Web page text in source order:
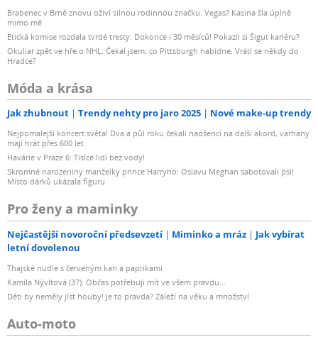
Brabenec v Brně znovu oživí silnou rodinnou značku. Vegas? Kasina šla úplně
mimo mě
Etická komise rozdala tvrdé tresty: Dokonce i 30 měsíců! Pokazil si Šigut kariéru?
Okuliar zpět ve hře o NHL: Čekal jsem, co Pittsburgh nabídne. Vrátí se někdy do
Hradce?
Móda a krása
Jak zhubnout Trendy nehty pro jaro 2025 Nové make-up trendy
Nejpomalejší koncert světa! Dva a půl roku čekali nadšenci na další akord, varhany
mají hrát přes 600 let
Havárie v Praze 6: Tisíce lidí bez vody!
Skromné narozeniny manželky prince Harryho: Oslavu Meghan sabotovali psi!
Místo dárků ukázala figuru
Pro ženy a maminky
Nejčastější novoroční předsevzetí Miminko a mráz
Jak vybírat
letní dovolenou
Thajské nudle s červeným kari a paprikami
Kamila Nývltová (37): Občas potřebuji mít ve všem pravdu...
Děti by neměly jíst houby! Je to pravda? Záleží na věku a množství
Auto-moto